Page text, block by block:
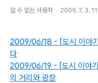
알 수 없는 사용자 2009. 7. 3.
2009/06/18 - [도시 이야
다
2009/06/19 - [도시 이야
의 거리와 광장